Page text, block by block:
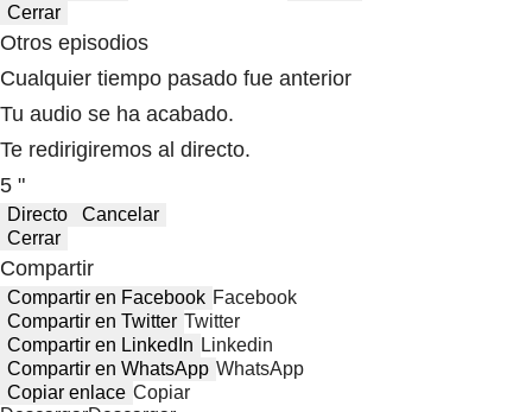
Cerrar
Otros episodios
Cualquier tiempo pasado fue anterior
Tu audio se ha acabado.
Te redirigiremos al directo.
5 "
Directo
Cancelar
Cerrar
Compartir
Compartir en Facebook Facebook
Compartir en Twitter Twitter
Compartir en LinkedIn Linkedin
Compartir en WhatsApp WhatsApp
Copiar enlace Copiar